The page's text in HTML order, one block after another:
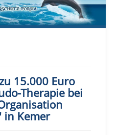
15.000 Euro
Therapie bei
in Kemer